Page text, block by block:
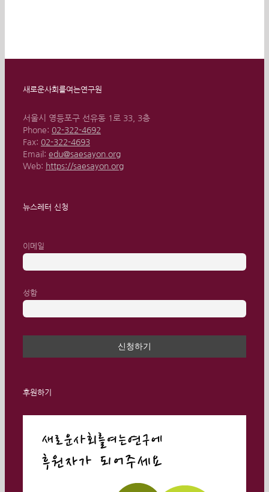
새로운사회를여는연구원
서울시 영등포구 선유동 1로 33, 3층
Phone: 02-322-4692
Fax: 02-322-4693
Email: edu@saesayon.org
Web: https://saesayon.org
뉴스레터 신청
이메일
성함
후원하기